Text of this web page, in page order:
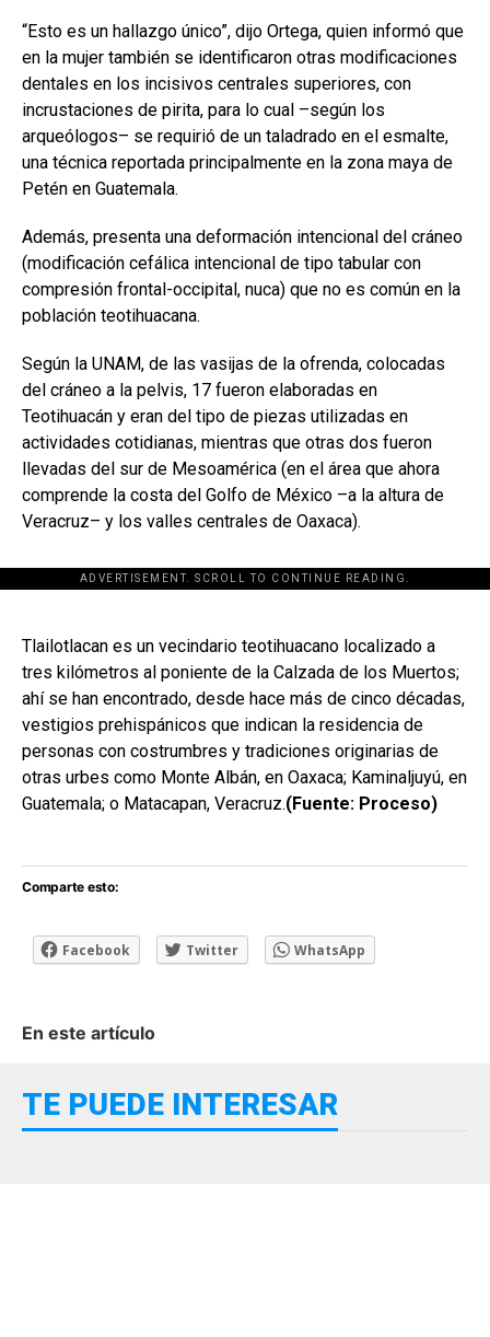
“Esto es un hallazgo único”, dijo Ortega, quien informó que
en la mujer también se identificaron otras modificaciones
dentales en los incisivos centrales superiores, con
incrustaciones de pirita, para lo cual –según los
arqueólogos– se requirió de un taladrado en el esmalte,
una técnica reportada principalmente en la zona maya de
Petén en Guatemala.
Además, presenta una deformación intencional del cráneo
(modificación cefálica intencional de tipo tabular con
compresión frontal-occipital, nuca) que no es común en la
población teotihuacana.
Según la UNAM, de las vasijas de la ofrenda, colocadas
del cráneo a la pelvis, 17 fueron elaboradas en
Teotihuacán y eran del tipo de piezas utilizadas en
actividades cotidianas, mientras que otras dos fueron
llevadas del sur de Mesoamérica (en el área que ahora
comprende la costa del Golfo de México –a la altura de
Veracruz– y los valles centrales de Oaxaca).
ADVERTISEMENT. SCROLL TO CONTINUE READING.
[adsforwp id="243463"]
Tlailotlacan es un vecindario teotihuacano localizado a
tres kilómetros al poniente de la Calzada de los Muertos;
ahí se han encontrado, desde hace más de cinco décadas,
vestigios prehispánicos que indican la residencia de
personas con costrumbres y tradiciones originarias de
otras urbes como Monte Albán, en Oaxaca; Kaminaljuyú, en
Guatemala; o Matacapan, Veracruz.(Fuente: Proceso)
Comparte esto:
Facebook Twitter WhatsApp
En este artículo
TE PUEDE INTERESAR